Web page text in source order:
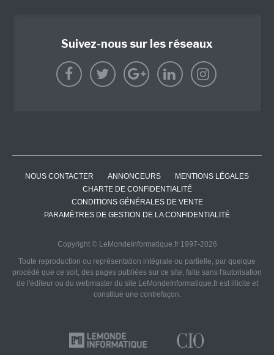
Suivez-nous sur les réseaux
NOUS CONTACTER ANNONCEURS
MENTIONS LÉGALES
CHARTE DE CONFIDENTIALITÉ
CONDITIONS GÉNÉRALES DE VENTE
PARAMÈTRES DE GESTION DE LA CONFIDENTIALITÉ
Copyright © LeMondeInformatique.fr 1997-2026
Toute reproduction ou représentation intégrale ou partielle, par quelque
procédé que ce soit, des pages publiées sur ce site, faite sans l'autorisation
de l'éditeur ou du webmaster du site LeMondeInformatique.fr est illicite et
constitue une contrefaçon.